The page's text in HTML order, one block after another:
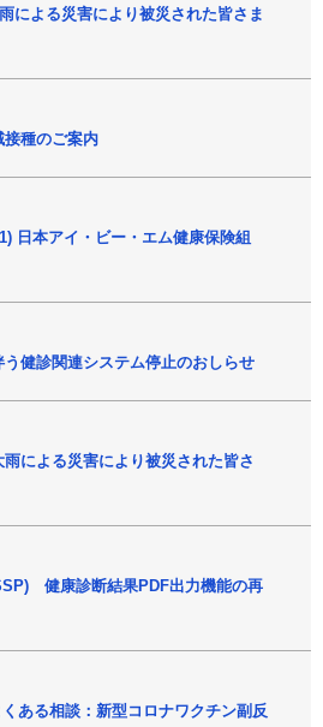
による災害により被災された皆さま
種のご案内
日本アイ・ビー・エム健康保険組
健診関連システム停止のおしらせ
による災害により被災された皆さ
健康診断結果PDF出力機能の再
る相談：新型コロナワクチン副反